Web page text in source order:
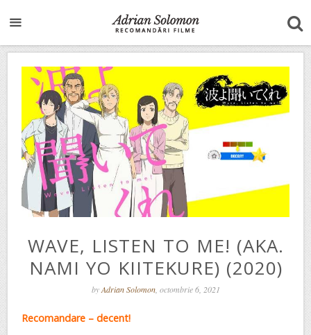
WAVE, LISTEN TO ME! (AKA.
NAMI YO KIITEKURE) (2020)
byAdrian Solomon, octombrie 6, 2021
Recomandare – decent!